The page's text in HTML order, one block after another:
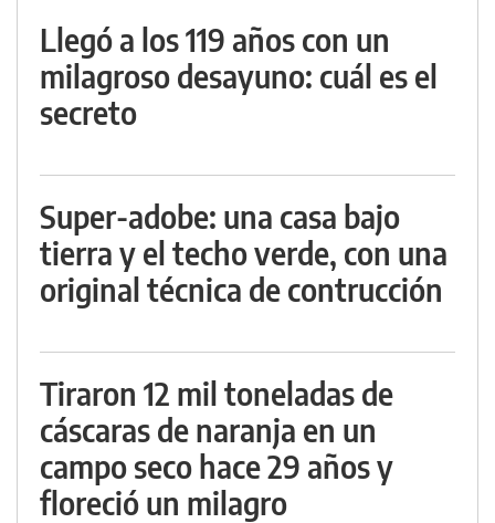
Llegó a los 119 años con un
milagroso desayuno: cuál es el
secreto
Super-adobe: una casa bajo
tierra y el techo verde, con una
original técnica de contrucción
Tiraron 12 mil toneladas de
cáscaras de naranja en un
campo seco hace 29 años y
floreció un milagro